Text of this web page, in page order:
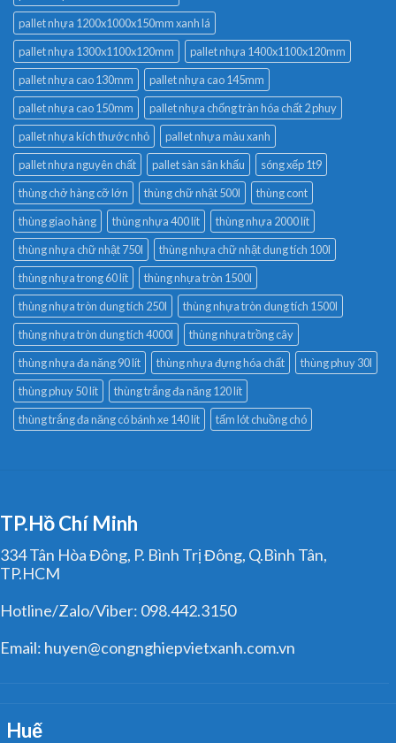
pallet nhựa 1200x1000x150mm xanh lá
pallet nhựa 1300x1100x120mm
pallet nhựa 1400x1100x120mm
pallet nhựa cao 130mm
pallet nhựa cao 145mm
pallet nhựa cao 150mm
pallet nhựa chống tràn hóa chất 2 phuy
pallet nhựa kích thước nhỏ
pallet nhựa màu xanh
pallet nhựa nguyên chất
pallet sàn sân khấu
sóng xếp 1t9
thùng chở hàng cỡ lớn
thùng chữ nhật 500l
thùng cont
thùng giao hàng
thùng nhựa 400 lít
thùng nhựa 2000 lít
thùng nhựa chữ nhật 750l
thùng nhựa chữ nhật dung tích 100l
thùng nhựa trong 60 lít
thùng nhựa tròn 1500l
thùng nhựa tròn dung tích 250l
thùng nhựa tròn dung tích 1500l
thùng nhựa tròn dung tích 4000l
thùng nhựa trồng cây
thùng nhựa đa năng 90 lít
thùng nhựa đựng hóa chất
thùng phuy 30l
thùng phuy 50 lít
thùng trắng đa năng 120 lít
thùng trắng đa năng có bánh xe 140 lít
tấm lót chuồng chó
TP.Hồ Chí Minh
334 Tân Hòa Đông, P. Bình Trị Đông, Q.Bình Tân,
TP.HCM
Hotline/Zalo/Viber: 098.442.3150
Email: huyen@congnghiepvietxanh.com.vn
Huế